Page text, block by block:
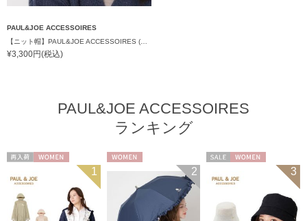
PAUL&JOE ACCESSOIRES
¥3,300円(税込)
PAUL&JOE ACCESSOIRES
ランキング
1 2 3